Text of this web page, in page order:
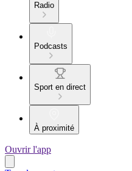
Radio
Podcasts
Sport en direct
À proximité
Ouvrir l'app